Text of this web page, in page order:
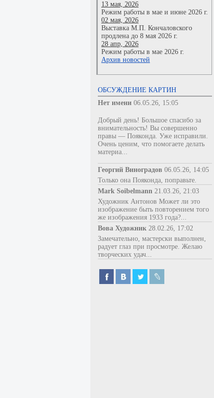
13 мая, 2026
Режим работы в мае и июне 2026 г.
02 мая, 2026
Выставка М.П. Кончаловского
продлена до 8 мая 2026 г.
28 апр, 2026
Режим работы в мае 2026 г.
Архив новостей
ОБСУЖДЕНИЕ КАРТИН
Нет имени 06.05.26, 15:05
Добрый день! Большое спасибо за
внимательность! Вы совершенно
правы — Пояконда. Уже исправили.
Очень ценим, что помогаете делать
материа...
Георгий Виноградов 06.05.26, 14:05
Только она Пояконда, поправьте.
Mark Soibelmann 21.03.26, 21:03
Художник Антонов Может ли это
изображение быть повторением того
же изображения 1933 года?...
Вова Художник 28.02.26, 17:02
Замечательно, мастерски выполнен,
радует глаз при просмотре. Желаю
творческих удач...